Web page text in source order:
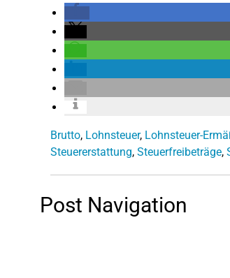
Brutto, Lohnsteuer, Lohnsteuer-
Steuererstattung, Steuerfreibeträge,
Post Navigation